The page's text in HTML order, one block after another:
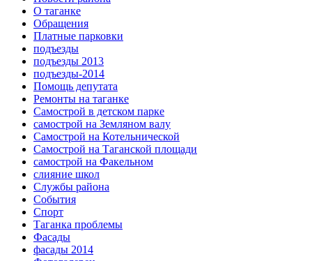
О таганке
Обращения
Платные парковки
подъезды
подъезды 2013
подъезды-2014
Помощь депутата
Ремонты на таганке
Самострой в детском парке
самострой на Земляном валу
Самострой на Котельнической
Самострой на Таганской площади
самострой на Факельном
слияние школ
Службы района
События
Спорт
Таганка проблемы
Фасады
фасады 2014